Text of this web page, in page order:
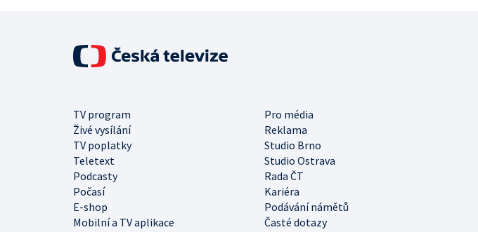
TV program
Pro média
Živé vysílání
Reklama
TV poplatky
Studio Brno
Teletext
Studio Ostrava
Podcasty
Rada ČT
Počasí
Kariéra
E-shop
Podávání námětů
Mobilní a TV aplikace
Časté dotazy